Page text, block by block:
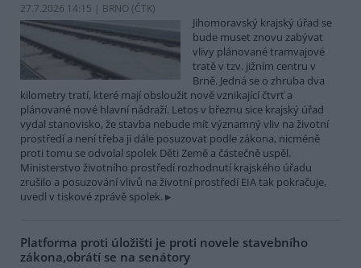
27.7.2026 14:15 | BRNO (ČTK)
Jihomoravský krajský úřad se
bude muset znovu zabývat
vlivy plánované tramvajové
tratě v tzv. jižním centru v
Brně. Jedná se o zhruba dva
kilometry tratí, které mají obsloužit nově vznikající čtvrť a
plánované nové hlavní nádraží. Letos v březnu sice krajský úřad
vydal stanovisko, že stavba nebude mít významný vliv na životní
prostředí a není třeba ji dále posuzovat podle zákona, nicméně
proti tomu se odvolal spolek Děti Země a částečně uspěl.
Ministerstvo životního prostředí rozhodnutí krajského úřadu
zrušilo a posuzování vlivů na životní prostředí EIA tak pokračuje,
uvedl v tiskové zprávě spolek.
Platforma proti úložišti je proti novele stavebního
zákona,obrátí se na senátory